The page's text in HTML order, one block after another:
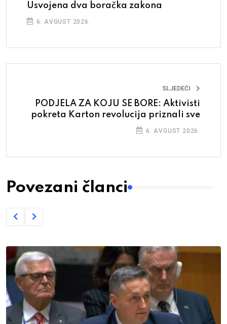
Usvojena dva boračka zakona
6. AVGUST 2026.
SLJEDEĆI
PODJELA ZA KOJU SE BORE: Aktivisti
pokreta Karton revolucija priznali sve
6. AVGUST 2026.
Povezani članci